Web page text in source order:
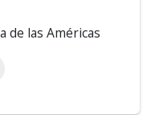
de las Américas